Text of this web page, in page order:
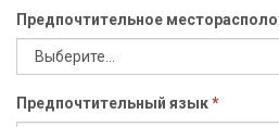
Предпочтительное
Предпочтительный язык*